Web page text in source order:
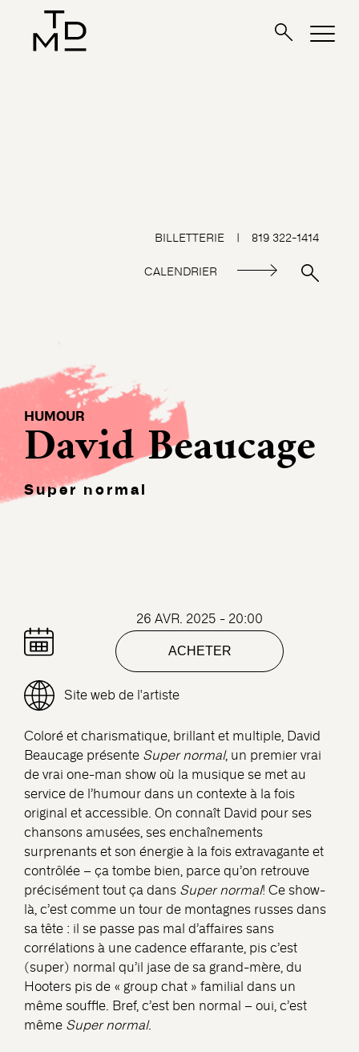
BILLETTERIE | 819 322-1414
CALENDRIER
HUMOUR
David Beaucage
Super normal
26 AVR. 2025 - 20:00
ACHETER
Site web de l'artiste
Coloré et charismatique, brillant et multiple, David
Beaucage présente Super normal, un premier vrai
de vrai one-man show où la musique se met au
service de l’humour dans un contexte à la fois
original et accessible. On connaît David pour ses
chansons amusées, ses enchaînements
surprenants et son énergie à la fois extravagante et
contrôlée – ça tombe bien, parce qu’on retrouve
précisément tout ça dans Super normal! Ce show-
là, c’est comme un tour de montagnes russes dans
sa tête : il se passe pas mal d’affaires sans
corrélations à une cadence effarante, pis c’est
(super) normal qu’il jase de sa grand-mère, du
Hooters pis de « group chat » familial dans un
même souffle. Bref, c’est ben normal – oui, c’est
même Super normal.